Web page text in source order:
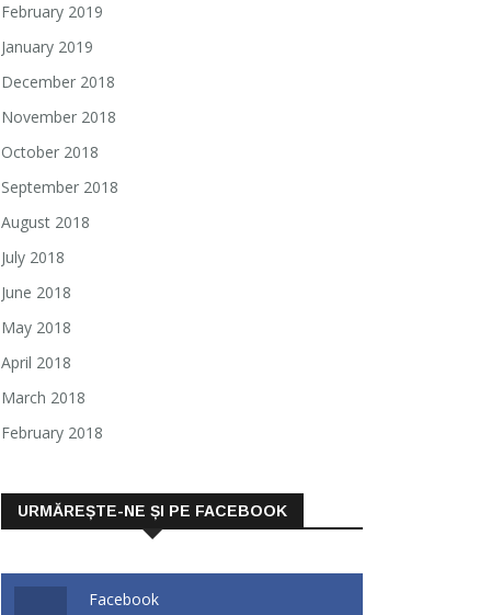
February 2019
January 2019
December 2018
November 2018
October 2018
September 2018
August 2018
July 2018
June 2018
May 2018
April 2018
March 2018
February 2018
URMĂREȘTE-NE ȘI PE FACEBOOK
Facebook